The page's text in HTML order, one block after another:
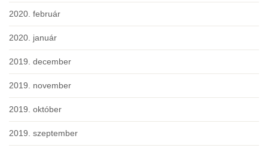
2020. február
2020. január
2019. december
2019. november
2019. október
2019. szeptember